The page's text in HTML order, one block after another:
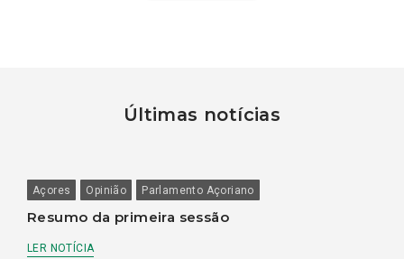
Últimas notícias
Açores Opinião Parlamento Açoriano
Resumo da primeira sessão
LER NOTÍCIA